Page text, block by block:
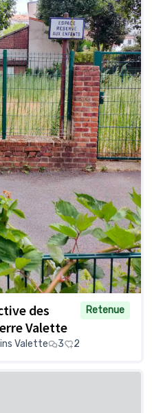
des
Valette
Retenue
Valette 3 2